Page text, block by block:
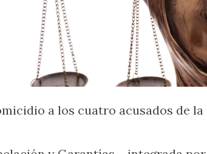
a los cuatro acusados de